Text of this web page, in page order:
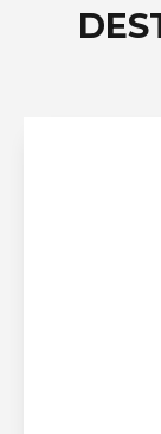
DLA